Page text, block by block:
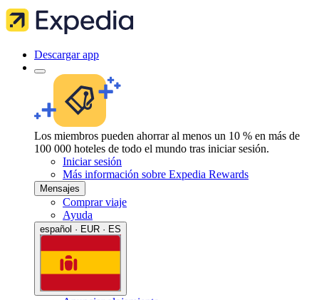
Descargar app
Los miembros pueden ahorrar al menos un 10 % en más de
100 000 hoteles de todo el mundo tras iniciar sesión.
Iniciar sesión
Más información sobre Expedia Rewards
Mensajes
Comprar viaje
Ayuda
español · EUR · ES